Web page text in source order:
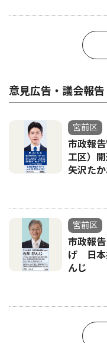
意見広告・議会報告
宮前区
市政報
工区）
矢沢た
宮前区
市政報
げ 日本
んじ